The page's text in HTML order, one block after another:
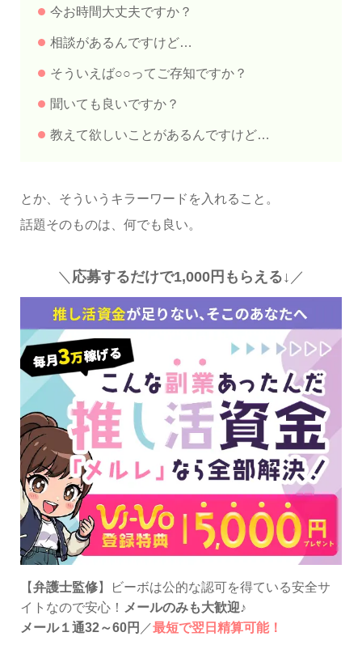
今お時間大丈夫ですか？
相談があるんですけど…
そういえば○○ってご存知ですか？
聞いても良いですか？
教えて欲しいことがあるんですけど…
とか、そういうキラーワードを入れること。
話題そのものは、何でも良い。
＼ 応募するだけで1,000円もらえる↓ ／
【弁護士監修】ビーボは公的な認可を得ている安全サ
イトなので安心！ メールのみも大歓迎♪
メール１通32～60円 ／最短で翌日精算可能！